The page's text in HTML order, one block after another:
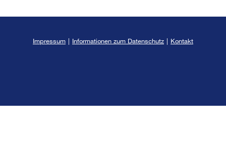
Impressum | Informationen zum Datenschutz | Kontakt